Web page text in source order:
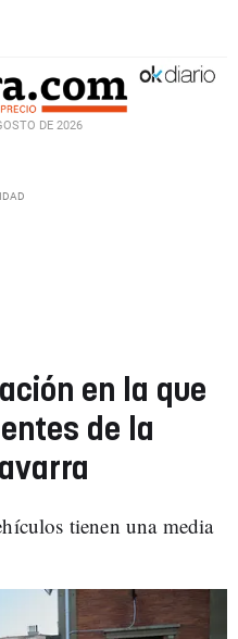
DE 2026
en la que
de la
tienen una media